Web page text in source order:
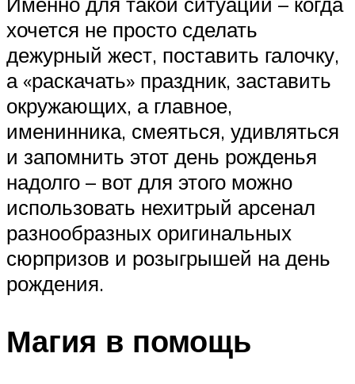
хочется не просто сделать
дежурный жест, поставить галочку,
а «раскачать» праздник, заставить
окружающих, а главное,
именинника, смеяться, удивляться
и запомнить этот день рожденья
надолго – вот для этого можно
использовать нехитрый арсенал
разнообразных оригинальных
сюрпризов и розыгрышей на день
рождения.
Магия в помощь